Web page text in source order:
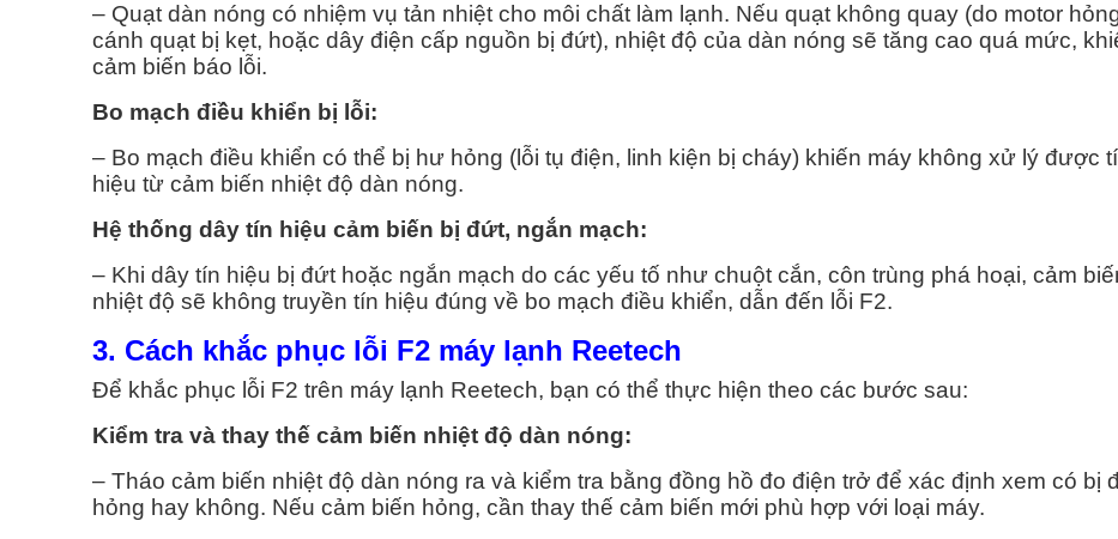
– Quạt dàn nóng có nhiệm vụ tản nhiệt cho môi chất làm lạnh. Nếu quạt không quay (do motor
cánh quạt bị kẹt, hoặc dây điện cấp nguồn bị đứt), nhiệt độ của dàn nóng sẽ tăng cao quá mức,
cảm biến báo lỗi.
Bo mạch điều khiển bị lỗi:
– Bo mạch điều khiển có thể bị hư hỏng (lỗi tụ điện, linh kiện bị cháy) khiến máy không xử lý được
hiệu từ cảm biến nhiệt độ dàn nóng.
Hệ thống dây tín hiệu cảm biến bị đứt, ngắn mạch:
– Khi dây tín hiệu bị đứt hoặc ngắn mạch do các yếu tố như chuột cắn, côn trùng phá hoại, cảm
nhiệt độ sẽ không truyền tín hiệu đúng về bo mạch điều khiển, dẫn đến lỗi F2.
3. Cách khắc phục lỗi F2 máy lạnh Reetech
Để khắc phục lỗi F2 trên máy lạnh Reetech, bạn có thể thực hiện theo các bước sau:
Kiểm tra và thay thế cảm biến nhiệt độ dàn nóng:
– Tháo cảm biến nhiệt độ dàn nóng ra và kiểm tra bằng đồng hồ đo điện trở để xác định xem có bị
hỏng hay không. Nếu cảm biến hỏng, cần thay thế cảm biến mới phù hợp với loại máy.